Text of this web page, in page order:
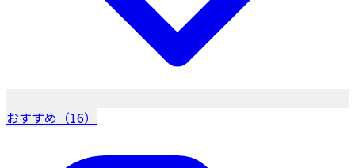
おすすめ（16）